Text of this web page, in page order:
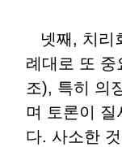
넷째, 치리
례대로 또 중
조), 특히 의
며 토론이
다. 사소한